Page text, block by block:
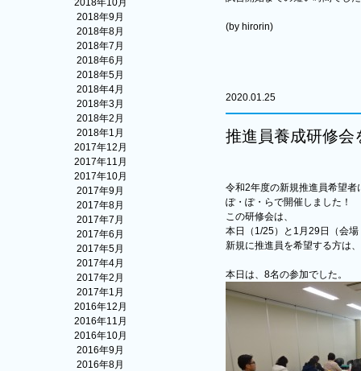
2018年10月
2018年9月
2018年8月
2018年7月
2018年6月
2018年5月
2018年4月
2018年3月
2018年2月
2018年1月
2017年12月
2017年11月
2017年10月
2017年9月
2017年8月
2017年7月
2017年6月
2017年5月
2017年4月
2017年2月
2017年1月
2016年12月
2016年11月
2016年10月
2016年9月
2016年8月
(by hirorin)
2020.01.25
推進員養成研修会
令和2年度の新規推進員希望
ぽ・ぽ・らで開催しました！
この研修会は、
本日（1/25）と1月29日（会
新規に推進員を希望する方は
本日は、8名の参加でした。